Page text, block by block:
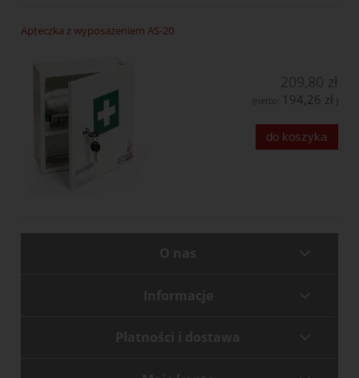
Apteczka z wyposażeniem AS-20
(netto: 194,26 zł )
do koszyka